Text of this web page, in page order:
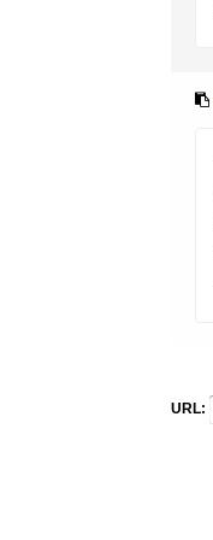
URL: